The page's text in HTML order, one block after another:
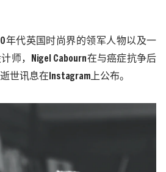
年代英国时尚界的领军人物以及一
师，
Nigel Cabourn在与癌症抗争后
逝世讯息在 Instagram上公布。